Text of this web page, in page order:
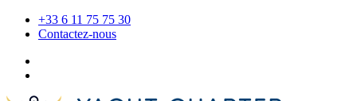
+33 6 11 75 75 30
Contactez-nous